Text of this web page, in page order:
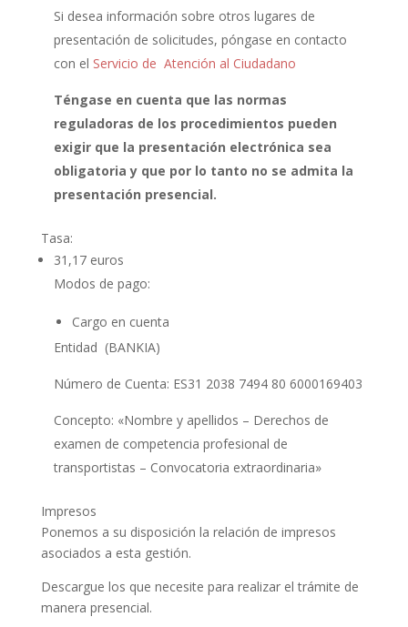
Si desea información sobre otros lugares de
presentación de solicitudes, póngase en contacto
con el Servicio de Atención al Ciudadano
Téngase en cuenta que las normas
reguladoras de los procedimientos pueden
exigir que la presentación electrónica sea
obligatoria y que por lo tanto no se admita la
presentación presencial.
Tasa:
31,17 euros
Modos de pago:
Cargo en cuenta
Entidad (BANKIA)
Número de Cuenta: ES31 2038 7494 80 6000169403
Concepto: «Nombre y apellidos – Derechos de
examen de competencia profesional de
transportistas – Convocatoria extraordinaria»
Impresos
Ponemos a su disposición la relación de impresos
asociados a esta gestión.
Descargue los que necesite para realizar el trámite de
manera presencial.